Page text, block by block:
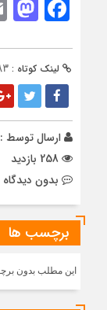
لینک کوتاه :
ارسال توسط :
بدون دیدگاه
برچسب ها
این مطلب بدون